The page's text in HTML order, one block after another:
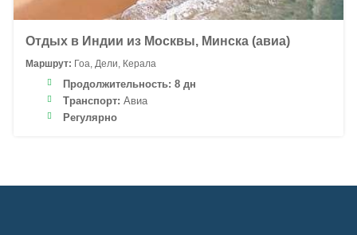
Отдых в Индии из Москвы, Минска (авиа)
Маршрут: Гоа, Дели, Керала
Продолжительность: 8 дн
Транспорт: Авиа
Регулярно